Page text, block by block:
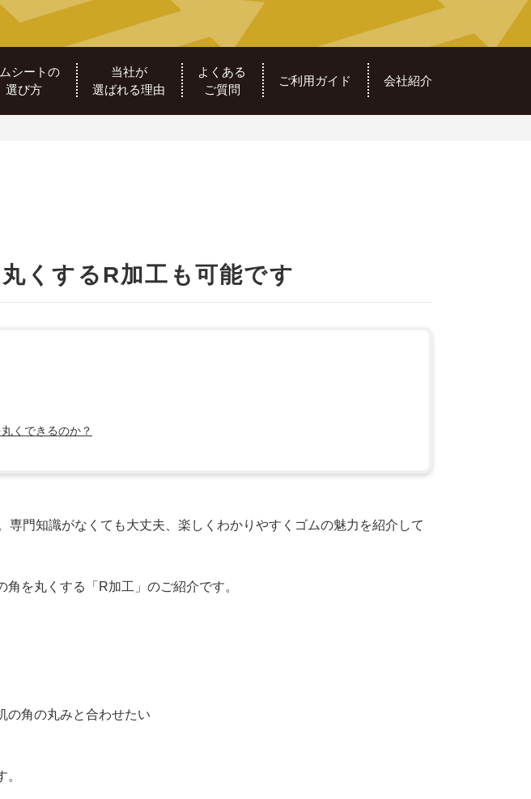
シートの
選び方
当社が
選ばれる理由
よくある
ご質問
ご利用ガイド 会社紹介
くするR加工も可能です
くできるのか？
専門知識がなくても大丈夫、楽しくわかりやすくゴムの魅力を紹介して
を丸くする「R加工」のご紹介です。
の角の丸みと合わせたい